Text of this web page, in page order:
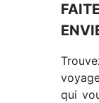
qui